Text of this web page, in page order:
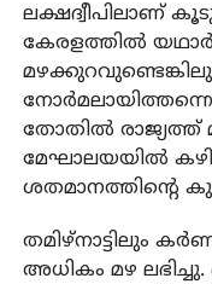
ലക്ഷദ്വീപിലാണ്
കേരളത്തില്‍
തോതില്‍ രാജ്യത്ത്
മേഘാലയയില്‍
ശതമാനത്തിന്റെ
തമിഴ്‌നാട്ടിലും
അധികം മഴ